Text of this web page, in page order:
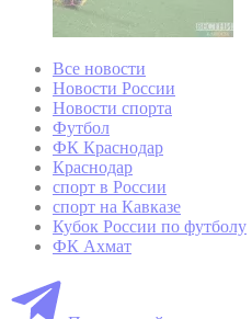
Все новости
Новости России
Новости спорта
Футбол
ФК Краснодар
Краснодар
спорт в России
спорт на Кавказе
Кубок России по футболу
ФК Ахмат